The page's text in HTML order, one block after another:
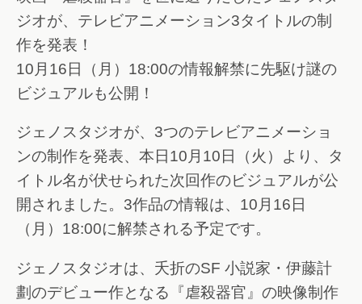
ジオが、テレビアニメーション3タイトルの制
作を発表！
10月16日（月）18:00の情報解禁に先駆け謎の
ビジュアルも公開！
ジェノスタジオが、3つのテレビアニメーショ
ンの制作を発表、本日10月10日（火）より、タ
イトル名が伏せられた次回作のビジュアルが公
開されました。3作品の情報は、10月16日
（月）18:00に解禁される予定です。
ジェノスタジオは、夭折のSF 小説家・伊藤計
劃のデビュー作となる『虐殺器官』の映像制作